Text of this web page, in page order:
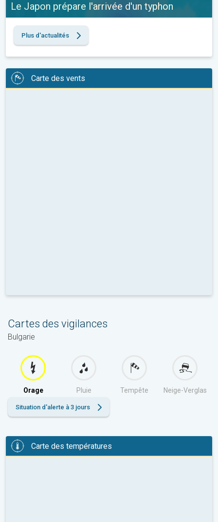
Le Japon prépare l'arrivée d'un typhon
Plus d'actualités
Carte des vents
Cartes des vigilances
Bulgarie
Orage Pluie Tempête Neige-Verglas
Situation d'alerte à 3 jours
Carte des températures